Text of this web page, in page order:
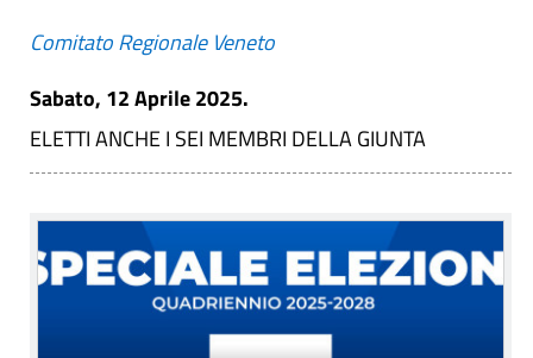
Comitato Regionale Veneto
Sabato, 12 Aprile 2025.
ELETTI ANCHE I SEI MEMBRI DELLA GIUNTA